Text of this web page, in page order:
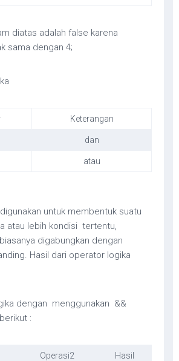
diatas adalah false karena
sama dengan 4;
Keterangan
dan
atau
untuk membentuk suatu
atau lebih kondisi tertentu,
digabungkan dengan
Hasil dari operator logika
dengan menggunakan &&
:
Operasi2 Hasil